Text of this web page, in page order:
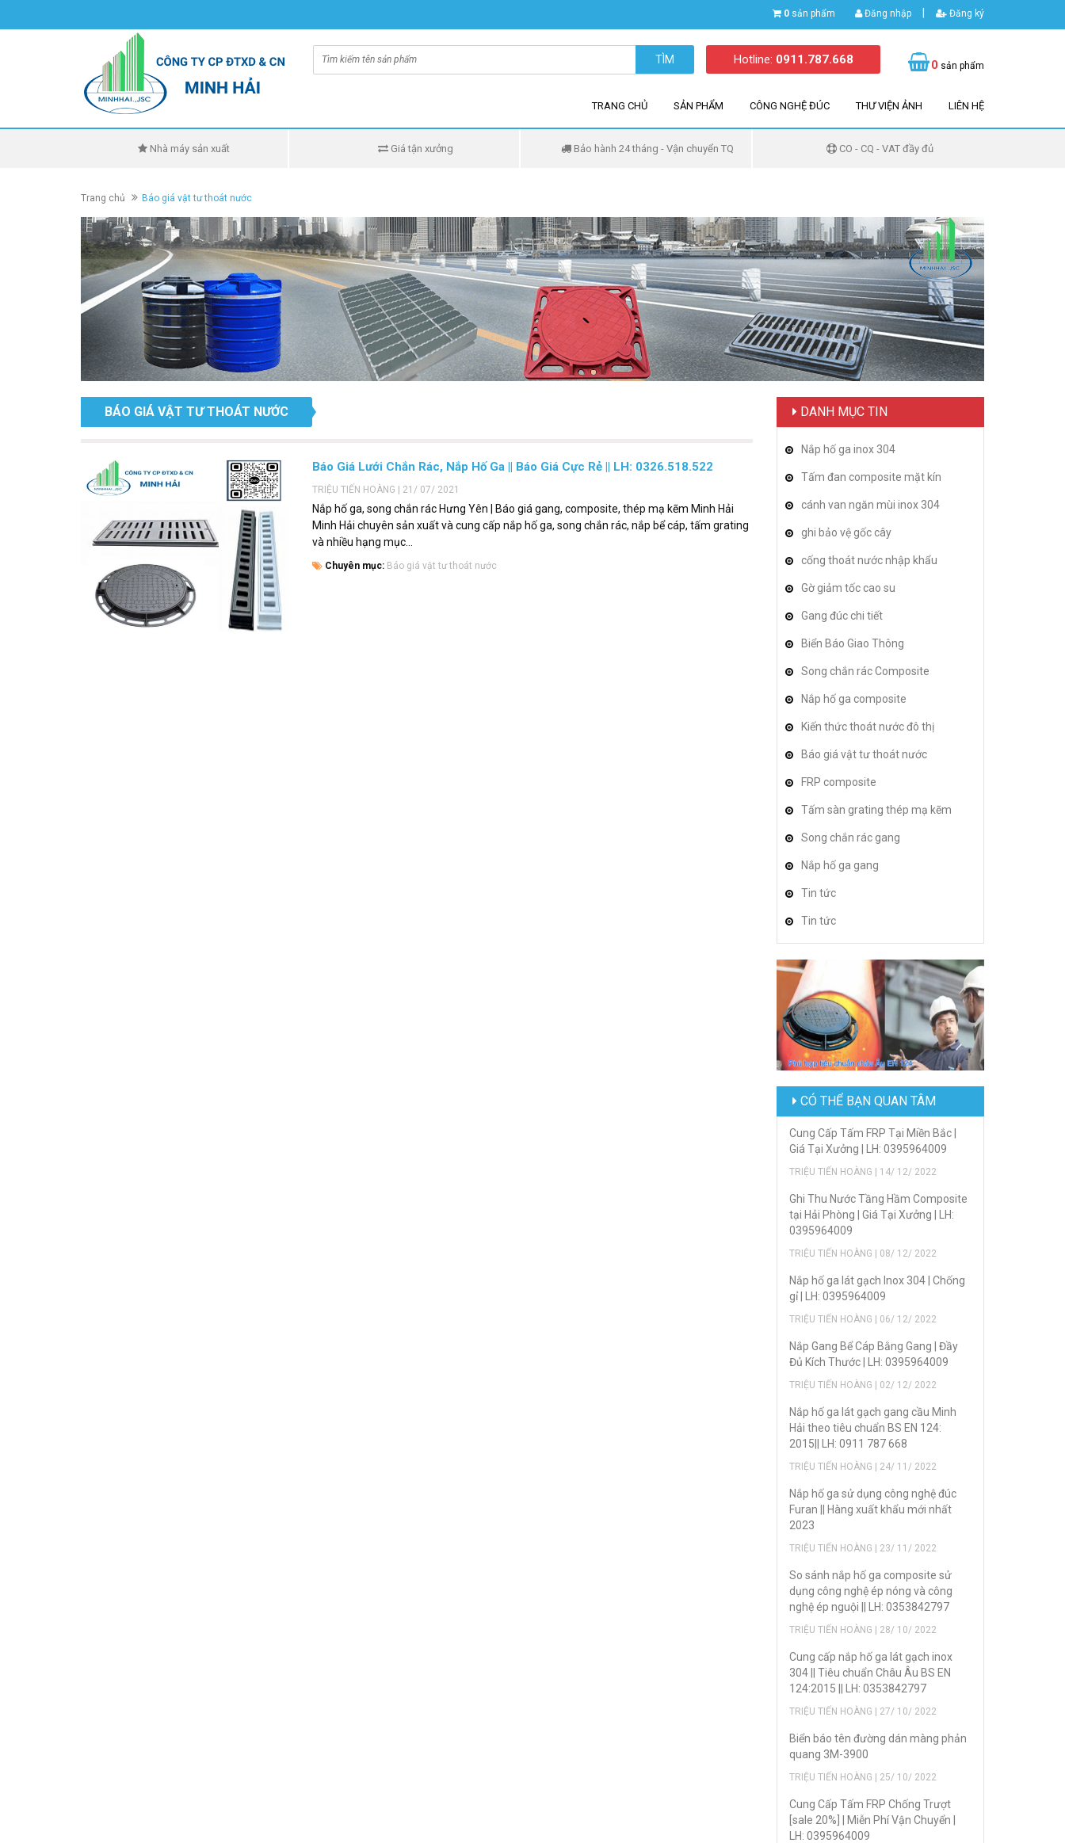
0 sản phẩm Đăng nhập Đăng ký
TÌM Hotline: 0911.787.668 0 sản phẩm
TRANG CHỦ SẢN PHẨM CÔNG NGHỆ ĐÚC THƯ VIỆN ẢNH LIÊN HỆ
Nhà máy sản xuất Giá tận xưởng Bảo hành 24 tháng - Vận chuyển TQ CO - CQ - VAT đầy đủ
Trang chủ Báo giá vật tư thoát nước
BÁO GIÁ VẬT TƯ THOÁT NƯỚC
Báo Giá Lưới Chắn Rác, Nắp Hố Ga || Báo Giá Cực Rẻ || LH: 0326.518.522
TRIỆU TIẾN HOÀNG | 21/ 07/ 2021
Nắp hố ga, song chắn rác Hưng Yên | Báo giá gang, composite, thép mạ kẽm Minh Hải
Minh Hải chuyên sản xuất và cung cấp nắp hố ga, song chắn rác, nắp bể cáp, tấm grating
và nhiều hạng mục...
Chuyên mục: Báo giá vật tư thoát nước
DANH MỤC TIN
Nắp hố ga inox 304
Tấm đan composite mặt kín
cánh van ngăn mùi inox 304
ghi bảo vệ gốc cây
cống thoát nước nhập khẩu
Gờ giảm tốc cao su
Gang đúc chi tiết
Biển Báo Giao Thông
Song chắn rác Composite
Nắp hố ga composite
Kiến thức thoát nước đô thị
Báo giá vật tư thoát nước
FRP composite
Tấm sàn grating thép mạ kẽm
Song chắn rác gang
Nắp hố ga gang
Tin tức
Tin tức
CÓ THỂ BẠN QUAN TÂM
Cung Cấp Tấm FRP Tại Miền Bắc |
Giá Tại Xưởng | LH: 0395964009
TRIỆU TIẾN HOÀNG | 14/ 12/ 2022
Ghi Thu Nước Tầng Hầm Composite
tại Hải Phòng | Giá Tại Xưởng | LH:
0395964009
TRIỆU TIẾN HOÀNG | 08/ 12/ 2022
Nắp hố ga lát gạch Inox 304 | Chống
gỉ | LH: 0395964009
TRIỆU TIẾN HOÀNG | 06/ 12/ 2022
Nắp Gang Bể Cáp Bằng Gang | Đầy
Đủ Kích Thước | LH: 0395964009
TRIỆU TIẾN HOÀNG | 02/ 12/ 2022
Nắp hố ga lát gạch gang cầu Minh
Hải theo tiêu chuẩn BS EN 124:
2015|| LH: 0911 787 668
TRIỆU TIẾN HOÀNG | 24/ 11/ 2022
Nắp hố ga sử dụng công nghệ đúc
Furan || Hàng xuất khẩu mới nhất
2023
TRIỆU TIẾN HOÀNG | 23/ 11/ 2022
So sánh nắp hố ga composite sử
dụng công nghệ ép nóng và công
nghệ ép nguội || LH: 0353842797
TRIỆU TIẾN HOÀNG | 28/ 10/ 2022
Cung cấp nắp hố ga lát gạch inox
304 || Tiêu chuẩn Châu Âu BS EN
124:2015 || LH: 0353842797
TRIỆU TIẾN HOÀNG | 27/ 10/ 2022
Biển báo tên đường dán màng phản
quang 3M-3900
TRIỆU TIẾN HOÀNG | 25/ 10/ 2022
Cung Cấp Tấm FRP Chống Trượt
[sale 20%] | Miễn Phí Vận Chuyển |
LH: 0395964009